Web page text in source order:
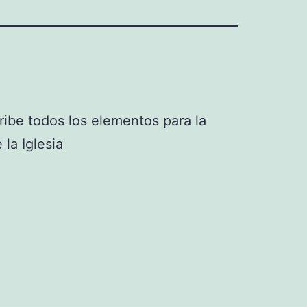
todos los elementos para la
la Iglesia